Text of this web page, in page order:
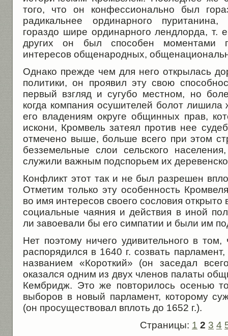
того, что он конфессионально был
радикальнее ординарного
гораздо шире ординарного лендлорда, т.
других он был способен моментами
интересов общенародных,
Однако прежде чем для него открылась
политики, он проявил эту свою
первый взгляд и сугубо местном, но
когда компания осушителей болот
его владениям округе общинных прав,
искони, Кромвель затеял против нее
отмечено выше, больше всего при этом
безземельные слои сельского
служили важным подспорьем их
Конфликт этот так и не был разрешен
Отметим только эту особенность
во имя интересов своего сословия открыто
социальные чаяния и действия в иной
ли завоевали бы его симпатии и были им
Нет поэтому ничего удивительного в том,
распорядился в 1640 г. созвать
названием «Короткий» (он заседал
оказался одним из двух членов палаты
Кембридж. Это же повторилось осенью
выборов в новый парламент, которому
(он просуществовал вплоть до 1652 г.).
Страницы: 1 2 3 4